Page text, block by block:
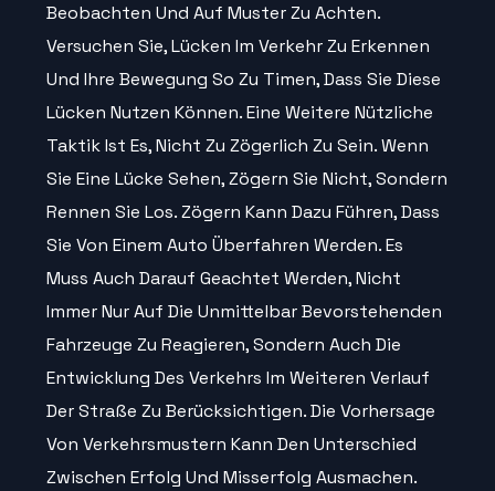
Beobachten Und Auf Muster Zu Achten.
Versuchen Sie, Lücken Im Verkehr Zu Erkennen
Und Ihre Bewegung So Zu Timen, Dass Sie Diese
Lücken Nutzen Können. Eine Weitere Nützliche
Taktik Ist Es, Nicht Zu Zögerlich Zu Sein. Wenn
Sie Eine Lücke Sehen, Zögern Sie Nicht, Sondern
Rennen Sie Los. Zögern Kann Dazu Führen, Dass
Sie Von Einem Auto Überfahren Werden. Es
Muss Auch Darauf Geachtet Werden, Nicht
Immer Nur Auf Die Unmittelbar Bevorstehenden
Fahrzeuge Zu Reagieren, Sondern Auch Die
Entwicklung Des Verkehrs Im Weiteren Verlauf
Der Straße Zu Berücksichtigen. Die Vorhersage
Von Verkehrsmustern Kann Den Unterschied
Zwischen Erfolg Und Misserfolg Ausmachen.